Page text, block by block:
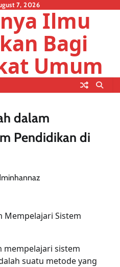
7, 2026
Ilmu
Bagi
Umum
dalam
Pendidikan di
Mempelajari Sistem
mempelajari sistem
suatu metode yang